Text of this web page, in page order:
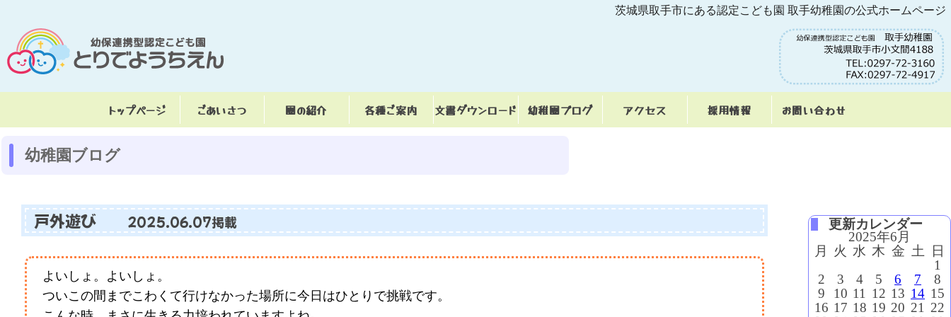
茨城県取手市にある認定こども園 取手幼稚園の公式ホームページ
トップページ ごあいさつ 園の紹介 各種ご案内 文書ダウンロード 幼稚園ブログ アクセス 採用情報 お問い合わせ
幼稚園ブログ
戸外遊び 2025.06.07掲載
よいしょ。よいしょ。
ついこの間までこわくて行けなかった場所に今日はひとりで挑戦です。
更新カレンダー
2025年6月
月
火 水 木 金 土
日
1
2
3 4 5 6 7
8
9
10 11 12 13 14 15
16 17 18 19 20 21 22